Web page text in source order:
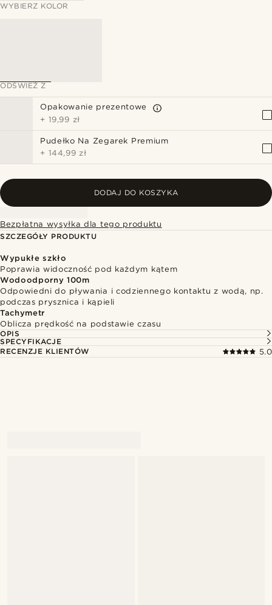
WYBIERZ KOLOR
ODŚWIEŻ Z
Opakowanie prezentowe
+ 19,99 zł
Pudełko Na Zegarek Premium
+ 144,99 zł
DODAJ DO KOSZYKA
Bezpłatna wysyłka dla tego produktu
SZCZEGÓŁY PRODUKTU
Wypukłe szkło
Poprawia widoczność pod każdym kątem
Wodoodporny 100m
Odpowiedni do pływania i codziennego kontaktu z wodą, np.
podczas prysznica i kąpieli
Tachymetr
Oblicza prędkość na podstawie czasu
OPIS
SPECYFIKACJE
RECENZJE KLIENTÓW
5.0